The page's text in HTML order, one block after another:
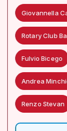
Giovannella
Rotary Club
Fulvio Bicego
Andrea
Renzo Stevan